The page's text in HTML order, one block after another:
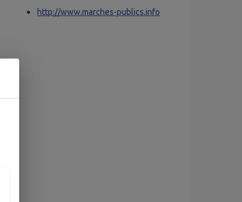
http://www.marches-publics.info